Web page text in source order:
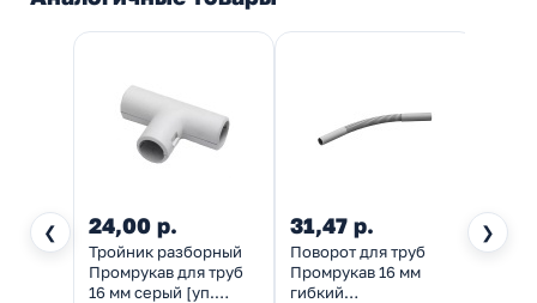
❮ ❯
24,00 р.
Тройник разборный
Промрукав для труб
16 мм серый [уп.
31,47 р.
Поворот для труб
Промрукав 16 мм
гибкий